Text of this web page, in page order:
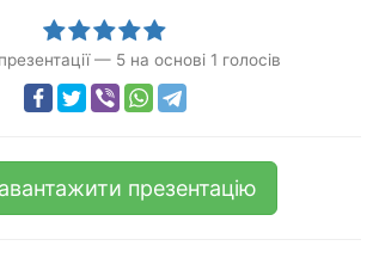
— 5 на основі 1 голосів
презентацію